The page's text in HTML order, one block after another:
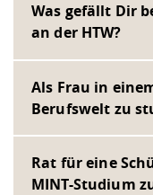
Was gefällt Dir
an der HTW?
Als Frau in
Berufswelt zu
Rat für eine
MINT-Studium